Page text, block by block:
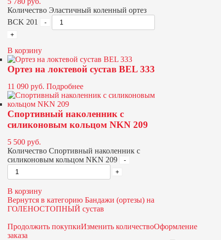
Количество Эластичный коленный ортез
BCK 201
В корзину
Ортез на локтевой сустав BEL 333
11 090 руб. Подробнее
Спортивный наколенник с
силиконовым кольцом NKN 209
5 500 руб.
Количество Спортивный наколенник с
силиконовым кольцом NKN 209
В корзину
Вернутся в категорию Бандажи (ортезы) на
ГОЛЕНОСТОПНЫЙ сустав
Продолжить покупкиИзменить количествоОформление
заказа